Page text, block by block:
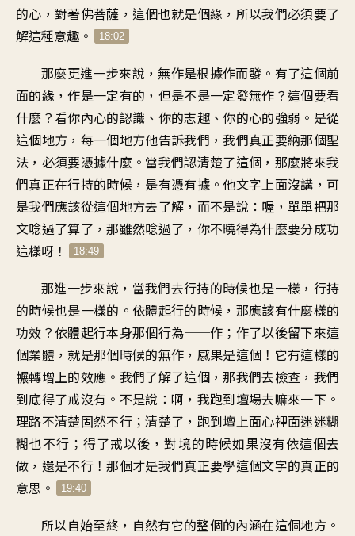
的心，對著佛菩薩，這個也就是個緣，所以我們必須要了
解這種意趣。
18:02
那麼更進一步來說，無作是根據作而發。有了這個前
面的緣，作是一定有的，但是不是一定發無作？這個要看
什麼？看你內心的認識、你的志趣、你的心的強弱。是從
這個地方，每一個地方他告訴我們，我們真正要納那個聖
法，必須要憑據什麼。當我們認清楚了這個，那麼將來我
們真正在行持的時候，是有憑有據。他文字上面沒講，可
是我們應該從這個地方去了解，而不是說：喔，單單把那
文唸過了算了，那雖然唸過了，你不曉得為什麼要分成功
這樣呀！
18:49
那進一步來說，當我們去行持的時候也是一樣，行持
的時候也是一樣的。依體起行的時候，那應該有什麼樣的
功效？依體起行本身那個行為──作；作了以後留下來這
個業體，就是那個時候的無作，感果是這個！它有這樣的
輾轉增上的效應。我們了解了這個，那我們去檢查，我們
到底得了戒沒有。不是說：啊，我跑到壇場去嘛來一下。
理路不清楚固然不行；清楚了，跑到壇上面心裡面迷迷糊
糊也不行；得了戒以後，對境的時候如果沒有依這個去
做，還是不行！那個才是我們真正要學這個文字的真正的
意思。
19:40
所以自始至終，自然有它的整個的內涵在這個地方。